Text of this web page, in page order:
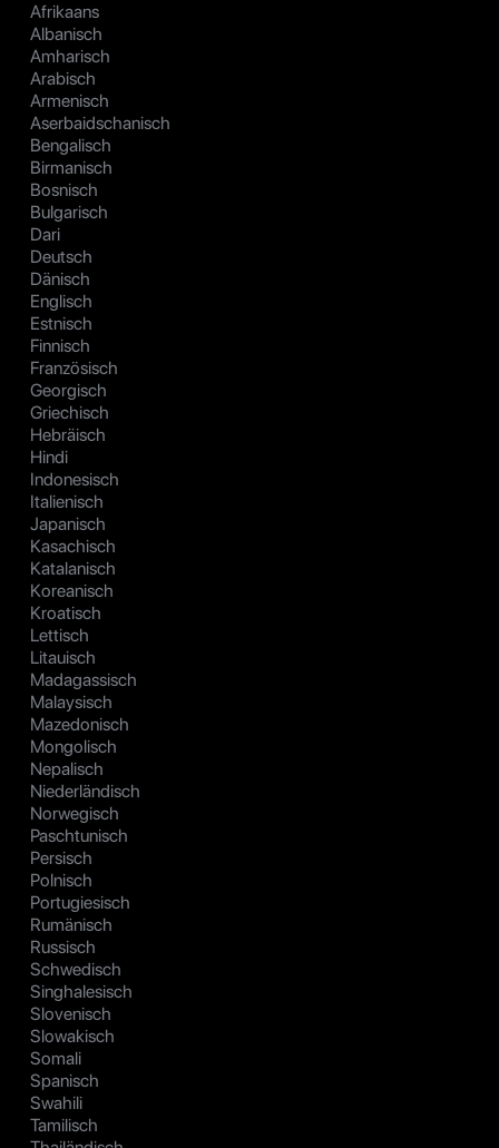
Afrikaans
Albanisch
Amharisch
Arabisch
Armenisch
Aserbaidschanisch
Bengalisch
Birmanisch
Bosnisch
Bulgarisch
Dari
Deutsch
Dänisch
Englisch
Estnisch
Finnisch
Französisch
Georgisch
Griechisch
Hebräisch
Hindi
Indonesisch
Italienisch
Japanisch
Kasachisch
Katalanisch
Koreanisch
Kroatisch
Lettisch
Litauisch
Madagassisch
Malaysisch
Mazedonisch
Mongolisch
Nepalisch
Niederländisch
Norwegisch
Paschtunisch
Persisch
Polnisch
Portugiesisch
Rumänisch
Russisch
Schwedisch
Singhalesisch
Slovenisch
Slowakisch
Somali
Spanisch
Swahili
Tamilisch